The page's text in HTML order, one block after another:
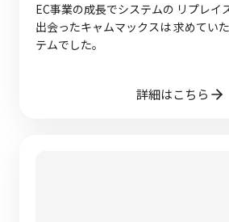
EC事業の成長でシステムの リプレイ
出会ったキャムマックスは 求めてい
テムでした。
詳細はこちら